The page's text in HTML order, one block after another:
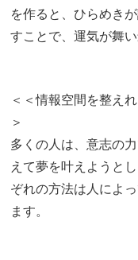
を作ると、ひらめき
すことで、運気が舞い
＜＜情報空間を整え
＞
多くの人は、意志の
えて夢を叶えようと
ぞれの方法は人によ
ます。